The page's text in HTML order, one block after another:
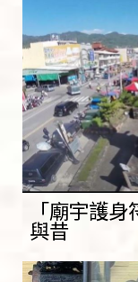
「廟宇護
與昔